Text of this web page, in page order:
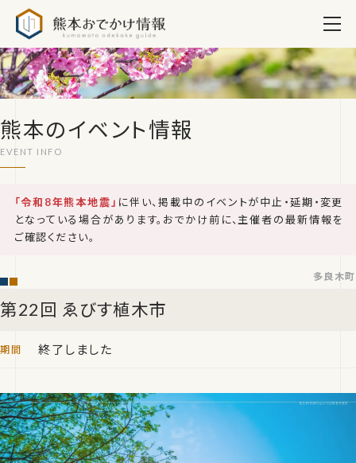
熊本のイベント情報
「令和8年熊本地震」 に伴い、掲載中のイベントが中止・延期・変更
となっている場合があります。おでかけ前に、主催者の最新情報を
ご確認ください。
第22回 ゑびす植木市
多良木町
終了しました